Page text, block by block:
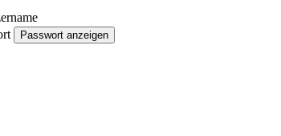
Passwort anzeigen